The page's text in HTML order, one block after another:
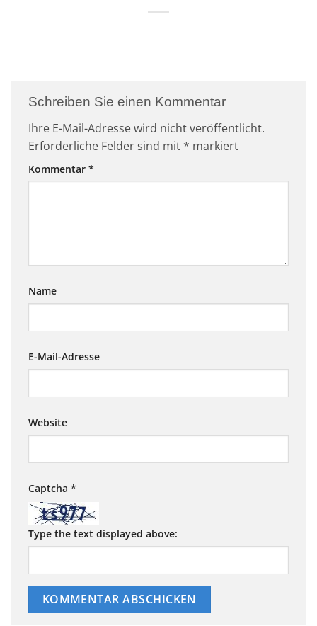
Schreiben Sie einen Kommentar
Ihre E-Mail-Adresse wird nicht veröffentlicht.
Erforderliche Felder sind mit * markiert
Kommentar *
Name
E-Mail-Adresse
Website
Captcha *
Type the text displayed above: